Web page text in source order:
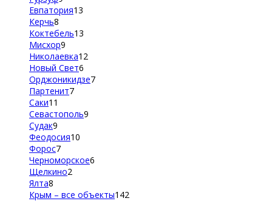
Евпатория13
Керчь8
Коктебель13
Мисхор9
Николаевка12
Новый Свет6
Орджоникидзе7
Партенит7
Саки11
Севастополь9
Судак9
Феодосия10
Форос7
Черноморское6
Щелкино2
Ялта8
Крым – все объекты142